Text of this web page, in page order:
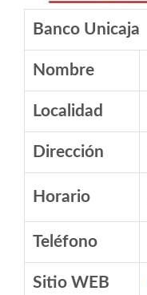
Banco Unicaja
Nombre
Localidad
Dirección
Horario
Teléfono
Sitio WEB